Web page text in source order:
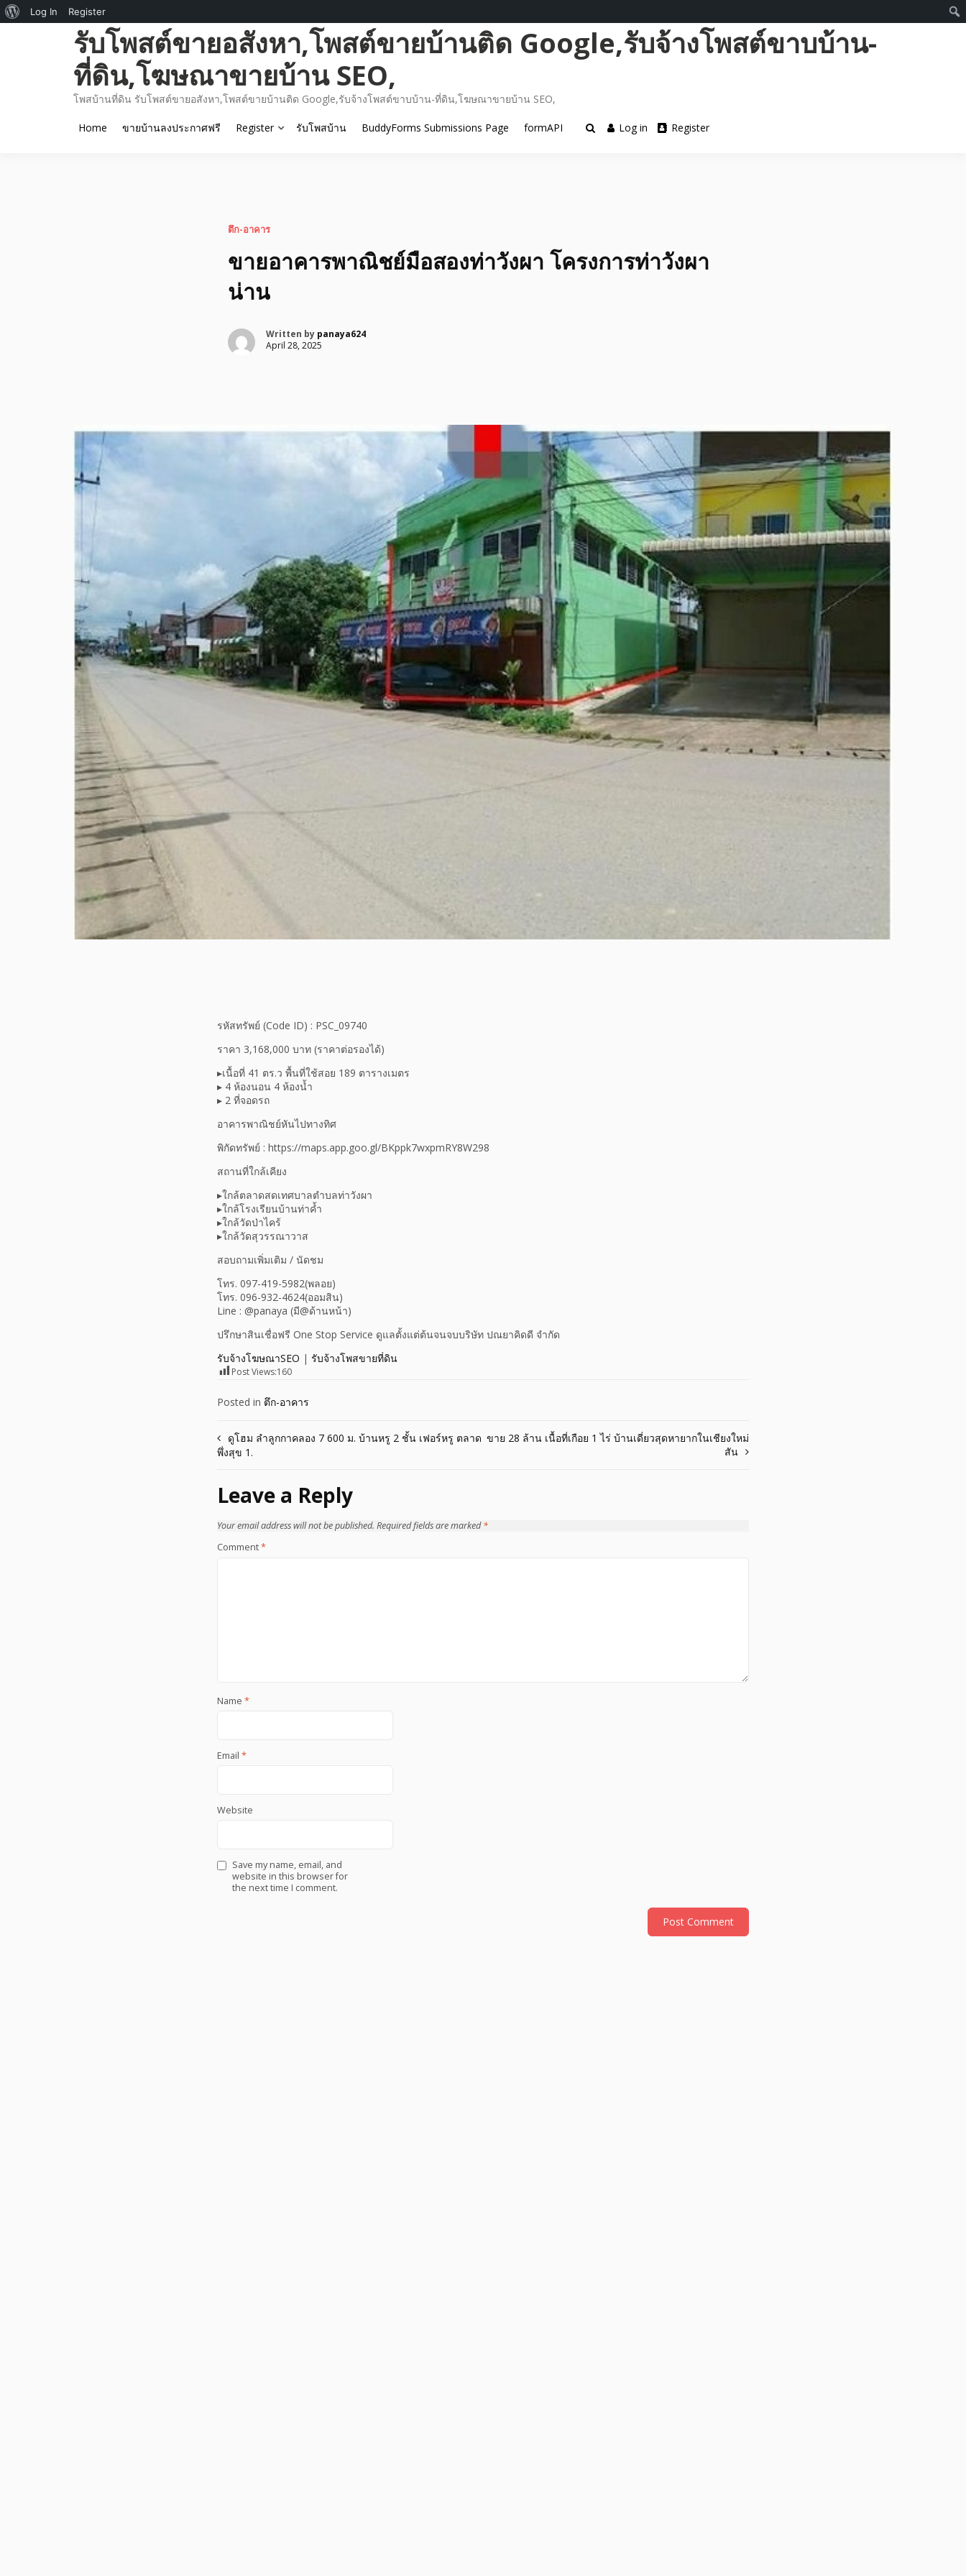
รับโพสต์ขายอสังหา,โพสต์ขายบ้านติด Google,รับจ้างโพสต์ขาบบ้าน-
ที่ดิน,โฆษณาขายบ้าน SEO,
โพสบ้านที่ดิน รับโพสต์ขายอสังหา,โพสต์ขายบ้านติด Google,รับจ้างโพสต์ขาบบ้าน-ที่ดิน,โฆษณาขายบ้าน SEO,
Home ขายบ้านลงประกาศฟรี Register รับโพสบ้าน BuddyForms Submissions Page formAPI Log in Register
ตึก-อาคาร
ขายอาคารพาณิชย์มือสองท่าวังผา โครงการท่าวังผา
น่าน
Written by panaya624
April 28, 2025
รหัสทรัพย์ (Code ID) : PSC_09740
ราคา 3,168,000 บาท (ราคาต่อรองได้)
▸เนื้อที่ 41 ตร.ว พื้นที่ใช้สอย 189 ตารางเมตร
▸ 4 ห้องนอน 4 ห้องน้ำ
▸ 2 ที่จอดรถ
อาคารพาณิชย์หันไปทางทิศ
พิกัดทรัพย์ : https://maps.app.goo.gl/BKppk7wxpmRY8W298
สถานที่ใกล้เคียง
▸ใกล้ตลาดสดเทศบาลตำบลท่าวังผา
▸ใกล้โรงเรียนบ้านท่าค้ำ
▸ใกล้วัดป่าไคร้
▸ใกล้วัดสุวรรณาวาส
สอบถามเพิ่มเติม / นัดชม
โทร. 097-419-5982(พลอย)
โทร. 096-932-4624(ออมสิน)
Line : @panaya (มี@ด้านหน้า)
ปรึกษาสินเชื่อฟรี One Stop Service ดูแลตั้งแต่ต้นจนจบบริษัท ปณยาคิดดี จำกัด
รับจ้างโฆษณาSEO | รับจ้างโพสขายที่ดิน
Post Views:160
Posted in ตึก-อาคาร
Post
navigation
ดูโฮม ลำลูกกาคลอง 7 600 ม. บ้านหรู 2 ชั้น เฟอร์หรู ตลาด
พึ่งสุข 1.
ขาย 28 ล้าน เนื้อที่เกือย 1 ไร่ บ้านเดี่ยวสุดหายากในเชียงใหม่
สัน
Leave a Reply
Your email address will not be published. Required fields are marked*
Comment*
Name *
Email *
Website
Save my name, email, and
website in this browser for
the next time I comment.
About
Log In Register